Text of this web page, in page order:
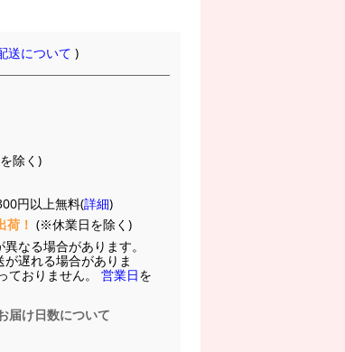
送について )
除く)
円以上無料(詳細)
荷！ (※休業日を除く)
なる場合があります。
遅れる場合がありま
ておりません。 営業日を
届け日数について